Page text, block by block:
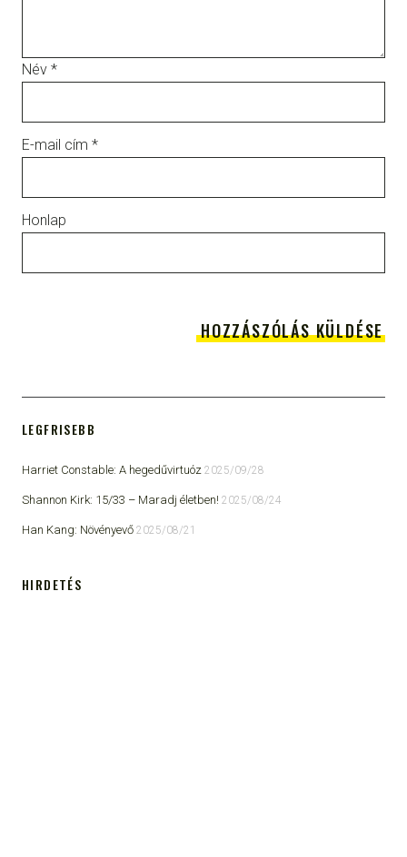
Név *
E-mail cím *
Honlap
LEGFRISEBB
Harriet Constable: A hegedűvirtuóz 2025/09/28
Shannon Kirk: 15/33 ​– Maradj életben! 2025/08/24
Han Kang: Növényevő 2025/08/21
HIRDETÉS